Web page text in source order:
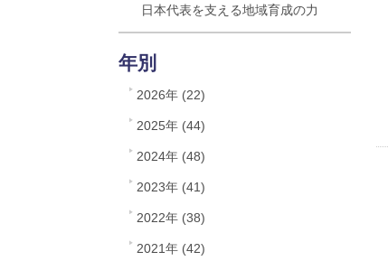
日本代表を支える地域育成の力
年別
2026年 (22)
2025年 (44)
2024年 (48)
2023年 (41)
2022年 (38)
2021年 (42)